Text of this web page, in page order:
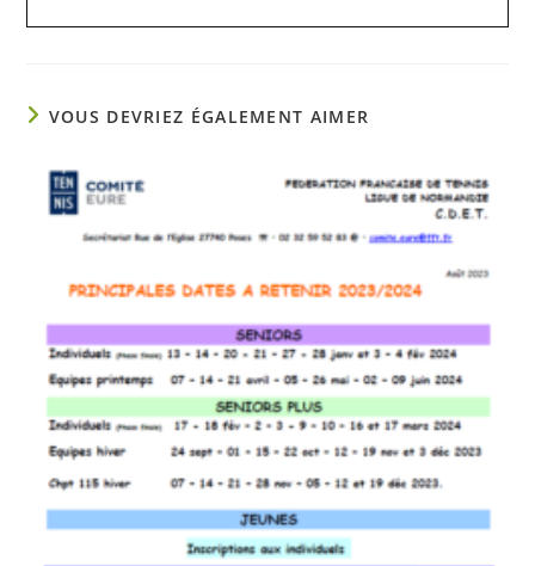
VOUS DEVRIEZ ÉGALEMENT AIMER